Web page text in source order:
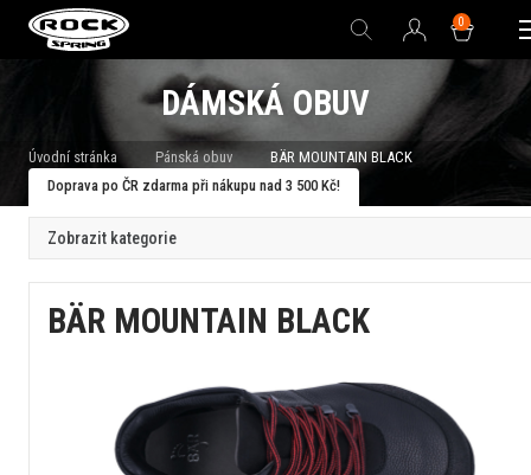
0
DÁMSKÁ OBUV
Úvodní stránka Pánská obuv
BÄR MOUNTAIN BLACK
Doprava po ČR zdarma při nákupu nad 3 500 Kč!
BÄR MOUNTAIN BLACK
Zobrazit kategorie